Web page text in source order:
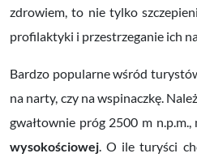
zdrowiem, to nie tylko
profilaktyki i przestrzeganie ich
Bardzo popularne wśród
na narty, czy na wspinaczkę.
gwałtownie próg 2500 m n.p.m.,
wysokościowej. O ile turyści